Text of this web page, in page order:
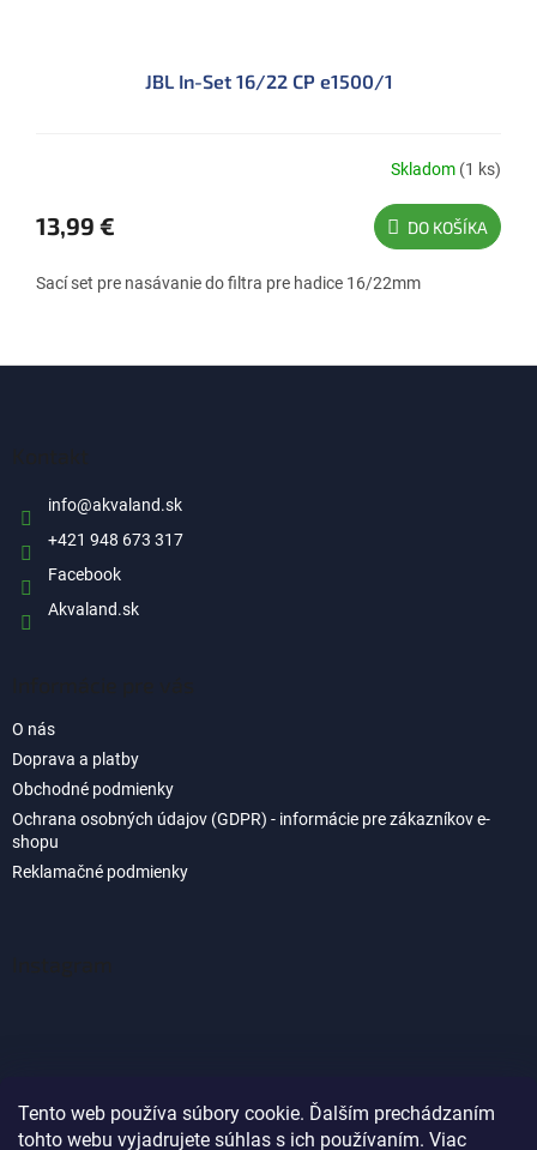
Tento web používa súbory cookie. Ďalším prechádzaním
tohto webu vyjadrujete súhlas s ich používaním. Viac
JBL In-Set 16/22 CP e1500/1
Skladom (1 ks)
13,99 € DO KOŠÍKA
Sací set pre nasávanie do filtra pre hadice 16/22mm
info@akvaland.sk
+421 948 673 317
Facebook
Akvaland.sk
O nás
Doprava a platby
Obchodné podmienky
Ochrana osobných údajov (GDPR) - informácie pre zákazníkov e-
shopu
Reklamačné podmienky